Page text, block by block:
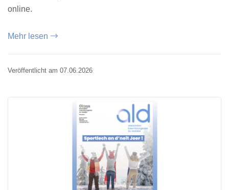
online.
Mehr lesen
Veröffentlicht am 07.06.2026